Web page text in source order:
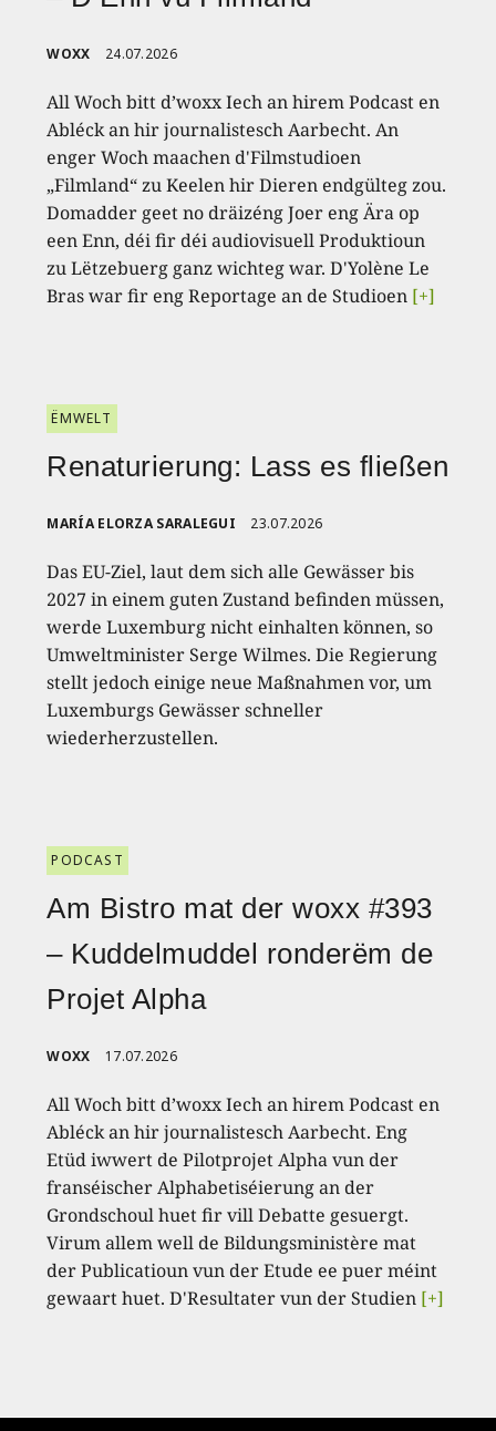
WOXX 24.07.2026
All Woch bitt d’woxx Iech an hirem Podcast en
Abléck an hir journalistesch Aarbecht. An
enger Woch maachen d'Filmstudioen
„Filmland“ zu Keelen hir Dieren endgülteg zou.
Domadder geet no dräizéng Joer eng Ära op
een Enn, déi fir déi audiovisuell Produktioun
zu Lëtzebuerg ganz wichteg war. D'Yolène Le
Bras war fir eng Reportage an de Studioen [+]
ËMWELT
Renaturierung: Lass es fließen
MARÍA ELORZA SARALEGUI 23.07.2026
Das EU-Ziel, laut dem sich alle Gewässer bis
2027 in einem guten Zustand befinden müssen,
werde Luxemburg nicht einhalten können, so
Umweltminister Serge Wilmes. Die Regierung
stellt jedoch einige neue Maßnahmen vor, um
Luxemburgs Gewässer schneller
wiederherzustellen.
PODCAST
Am Bistro mat der woxx #393
– Kuddelmuddel ronderëm de
Projet Alpha
WOXX 17.07.2026
All Woch bitt d’woxx Iech an hirem Podcast en
Abléck an hir journalistesch Aarbecht. Eng
Etüd iwwert de Pilotprojet Alpha vun der
franséischer Alphabetiséierung an der
Grondschoul huet fir vill Debatte gesuergt.
Virum allem well de Bildungsministère mat
der Publicatioun vun der Etude ee puer méint
gewaart huet. D'Resultater vun der Studien [+]